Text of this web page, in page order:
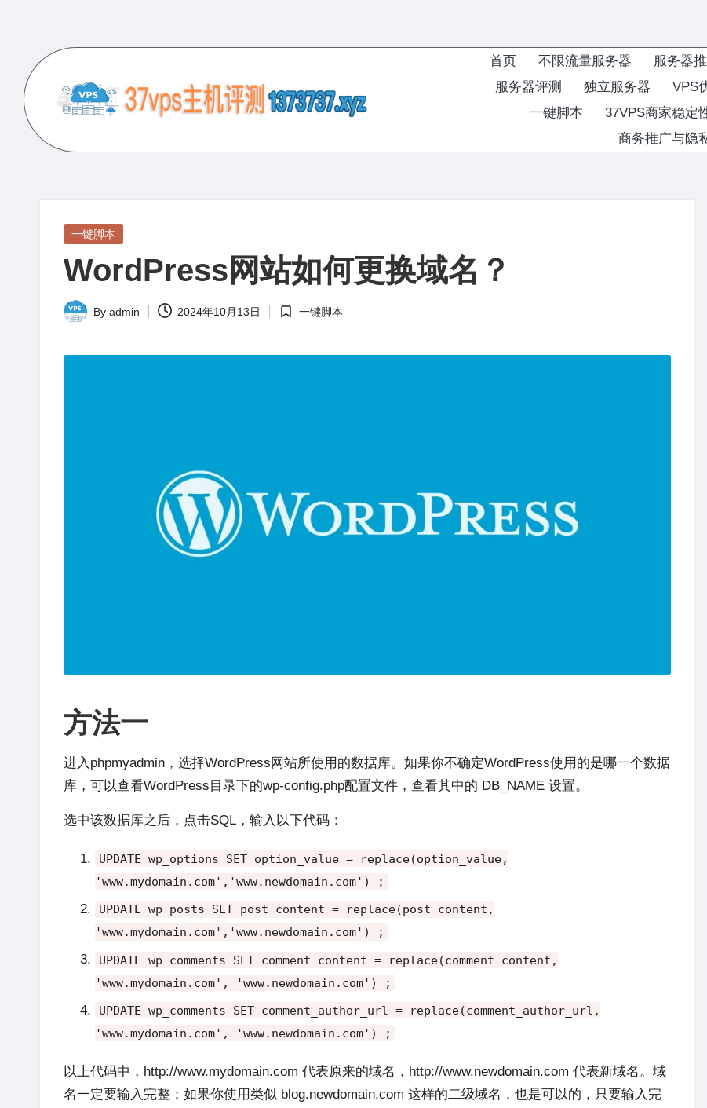
content
P
S
主
业
服
务
器
测
站
首页 不限流量服务器
服务器
服务器评测
独立服务器
VPS
一键脚本
37VPS商家稳定
商务推广与隐
Posted
一键脚本
WordPress网站如何更换域名？
Posted
By admin 2024年10月13日
Posted
一键脚本
方法一
进入phpmyadmin，选择WordPress网站所使用的数据库。如果你不确定WordPress使用的是哪一个数据
库，可以查看WordPress目录下的wp-config.php配置文件，查看其中的 DB_NAME 设置。
选中该数据库之后，点击SQL，输入以下代码：
UPDATE wp_options SET option_value =replace(option_value,
'www.mydomain.com' , 'www.newdomain.com' )
;
UPDATE wp_posts SET post_content =replace(post_content ,
'www.mydomain.com' , 'www.newdomain.com' )
;
UPDATE wp_comments SET comment_content =replace(comment_content ,
'www.mydomain.com' , 'www.newdomain.com' )
;
UPDATE wp_comments SET comment_author_url =replace(comment_author_url ,
'www.mydomain.com' , 'www.newdomain.com' ) ;
以上代码中， http://www.mydomain.com 代表原来的域名， http://www.newdomain.com 代表新域名。域
名一定要输入完整；如果你使用类似 blog.newdomain.com 这样的二级域名，也是可以的，只要输入完